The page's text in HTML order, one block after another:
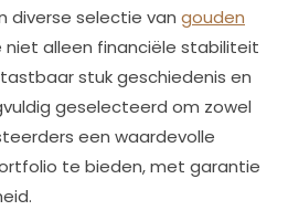
diverse selectie van gouden
niet alleen financiële stabiliteit
stuk geschiedenis en
geselecteerd om zowel
een waardevolle
te bieden, met garantie